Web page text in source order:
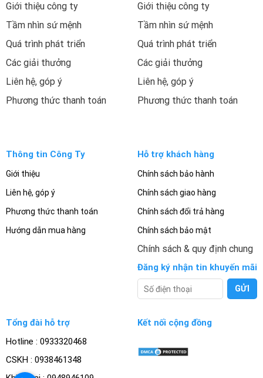
Giới thiệu công ty
Tầm nhìn sứ mệnh
Quá trình phát triển
Các giải thưởng
Liên hệ, góp ý
Phương thức thanh toán
Giới thiệu công ty
Tầm nhìn sứ mệnh
Quá trình phát triển
Các giải thưởng
Liên hệ, góp ý
Phương thức thanh toán
Thông tin Công Ty
Giới thiệu
Liên hệ, góp ý
Phương thức thanh toán
Hướng dẫn mua hàng
Hỗ trợ khách hàng
Chính sách bảo hành
Chính sách giao hàng
Chính sách đổi trả hàng
Chính sách bảo mật
Chính sách & quy định chung
Đăng ký nhận tin khuyến mãi
Tổng đài hỗ trợ
Hotline : 0933320468
CSKH : 0938461348
Kết nối cộng đồng